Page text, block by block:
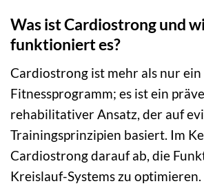
Was ist Cardiostrong und
funktioniert es?
Cardiostrong ist mehr als nur ein
Fitnessprogramm; es ist ein
rehabilitativer Ansatz, der auf
Trainingsprinzipien basiert. Im
Cardiostrong darauf ab, die
Kreislauf-Systems zu